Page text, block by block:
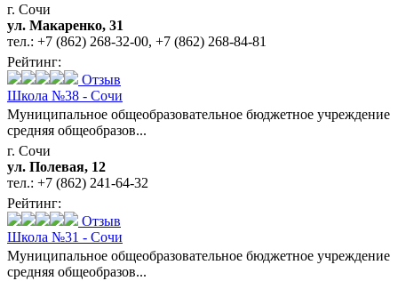
г. Сочи
ул. Макаренко, 31
тел.: +7 (862) 268-32-00, +7 (862) 268-84-81
Рейтинг:
Отзыв
Школа №38 - Сочи
Муниципальное общеобразовательное бюджетное учреждение
средняя общеобразов...
г. Сочи
ул. Полевая, 12
тел.: +7 (862) 241-64-32
Рейтинг:
Отзыв
Школа №31 - Сочи
Муниципальное общеобразовательное бюджетное учреждение
средняя общеобразов...